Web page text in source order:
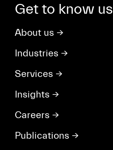
Get to know us
About us →
Industries →
Services →
Insights →
Careers →
Publications →